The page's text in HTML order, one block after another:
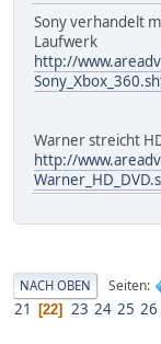
Sony verhandelt
Laufwerk
http://
Warner streicht
http://
NACH OBEN Seiten
21
22 23 24 25 26